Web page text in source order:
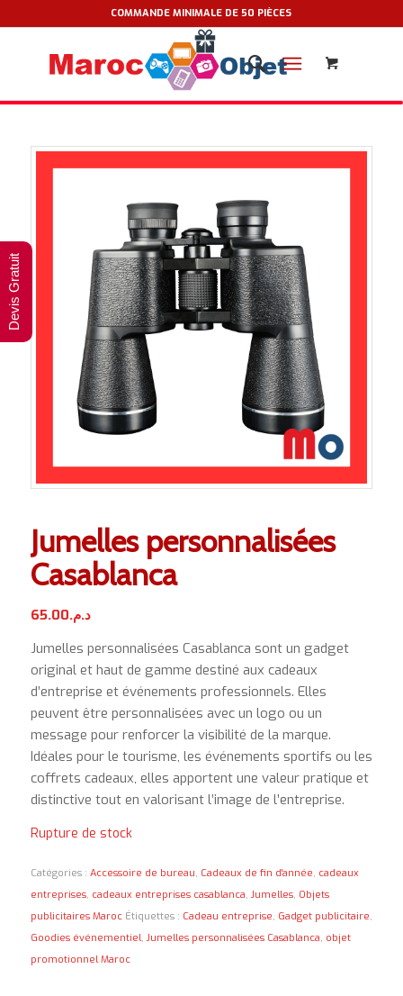
COMMANDE MINIMALE DE 50 PIÈCES
Jumelles personnalisées
Casablanca
د.م.65.00
Jumelles personnalisées Casablanca sont un gadget
original et haut de gamme destiné aux cadeaux
d’entreprise et événements professionnels. Elles
peuvent être personnalisées avec un logo ou un
message pour renforcer la visibilité de la marque.
Idéales pour le tourisme, les événements sportifs ou les
coffrets cadeaux, elles apportent une valeur pratique et
distinctive tout en valorisant l’image de l’entreprise.
Rupture de stock
Catégories : Accessoire de bureau, Cadeaux de fin d'année, cadeaux
entreprises, cadeaux entreprises casablanca, Jumelles, Objets
publicitaires Maroc Étiquettes : Cadeau entreprise, Gadget publicitaire,
Goodies événementiel, Jumelles personnalisées Casablanca, objet
promotionnel Maroc
Devis Gratuit